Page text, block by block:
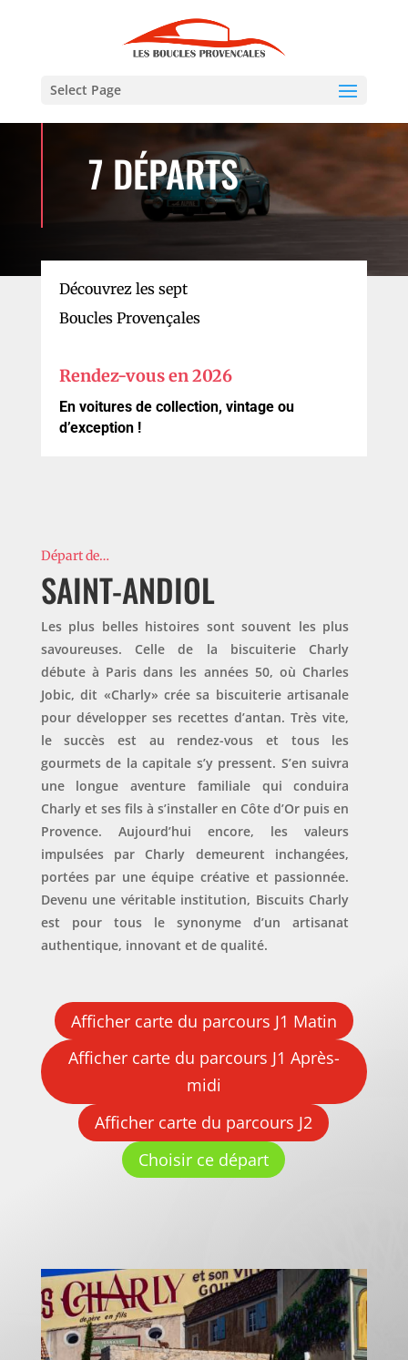
Select Page
7 DÉPARTS
Découvrez les sept
Boucles Provençales
Rendez-vous en 2026
En voitures de collection, vintage ou
d’exception !
Départ de…
SAINT-ANDIOL
Les plus belles histoires sont souvent les plus
savoureuses. Celle de la biscuiterie Charly
débute à Paris dans les années 50, où Charles
Jobic, dit «Charly» crée sa biscuiterie artisanale
pour développer ses recettes d’antan. Très vite,
le succès est au rendez-vous et tous les
gourmets de la capitale s’y pressent. S’en suivra
une longue aventure familiale qui conduira
Charly et ses fils à s’installer en Côte d’Or puis en
Provence. Aujourd’hui encore, les valeurs
impulsées par Charly demeurent inchangées,
portées par une équipe créative et passionnée.
Devenu une véritable institution, Biscuits Charly
est pour tous le synonyme d’un artisanat
authentique, innovant et de qualité.
Afficher carte du parcours J1 Matin
Afficher carte du parcours J1 Après-
midi
Afficher carte du parcours J2
Choisir ce départ